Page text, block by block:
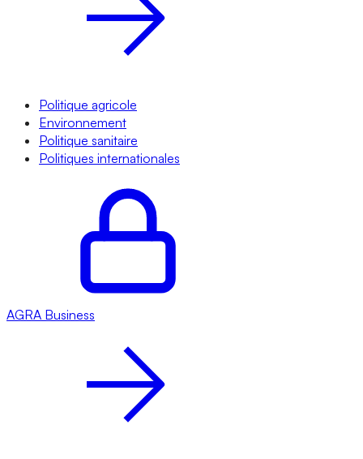
Politique agricole
Environnement
Politique sanitaire
Politiques internationales
AGRA Business